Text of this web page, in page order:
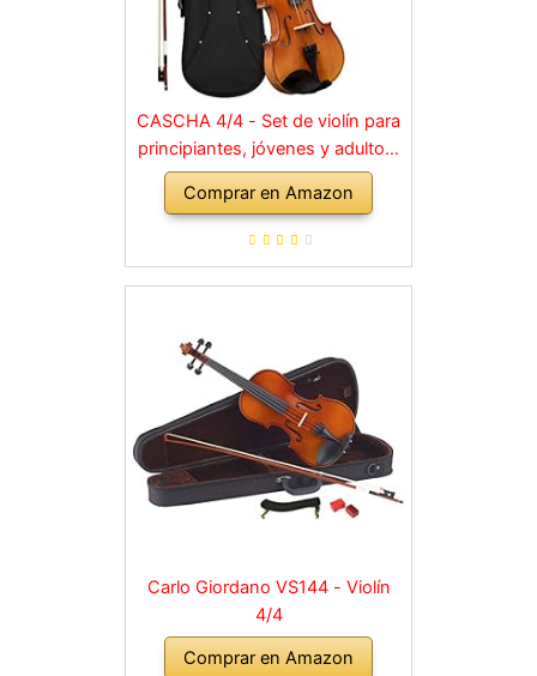
CASCHA 4/4 - Set de violín para
principiantes, jóvenes y adultos,
violín macizo con arco, colofonia,
cuerdas de repuesto, soporte
para hombro, maletín, abeto
Comprar en Amazon
Carlo Giordano VS144 - Violín
4/4
Comprar en Amazon